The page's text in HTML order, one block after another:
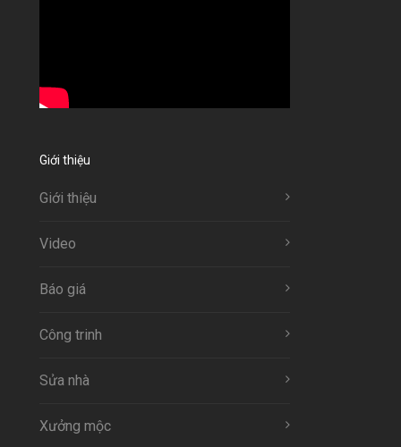
Giới thiệu
Giới thiệu
Video
Báo giá
Công trinh
Sửa nhà
Xưởng mộc